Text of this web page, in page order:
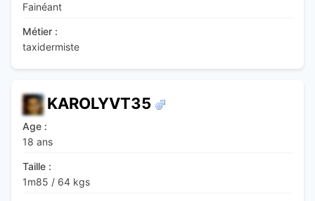
Fainéant
Métier :
taxidermiste
KAROLYVT35
Age :
18 ans
Taille :
1m85 / 64 kgs